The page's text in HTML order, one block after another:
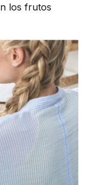
los frutos